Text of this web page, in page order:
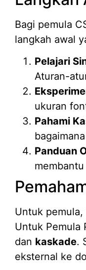
Bagi pemula
langkah awal
Pelajari
Aturan-
ukuran
Pahami
Panduan
Untuk pemula,
Untuk Pemula
dan kaskade.
eksternal ke